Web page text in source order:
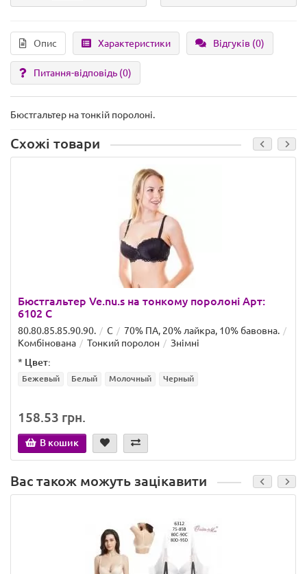
Опис Характеристики Відгуків (0)
Питання-відповідь (0)
Бюстгальтер на тонкій поролоні.
Схожі товари
Бюстгальтер Ve.nu.s на тонкому поролоні Арт:
6102 С
80.80.85.85.90.90. C
70% ПА, 20% лайкра, 10% бавовна.
Комбінована
Тонкий поролон
Знімні
* Цвет:
Бежевый Белый Молочный Черный
158.53 грн.
В кошик
Вас також можуть зацікавити